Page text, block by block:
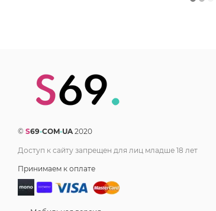
© S69•COM•UA 2020
Доступ к сайту запрещен для лиц младше 18 лет
Принимаем к оплате